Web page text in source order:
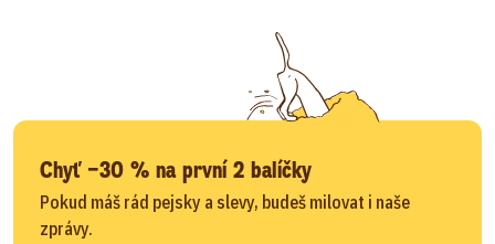
Chyť −30 % na první 2 balíčky
Pokud máš rád pejsky a slevy, budeš milovat i naše
zprávy.